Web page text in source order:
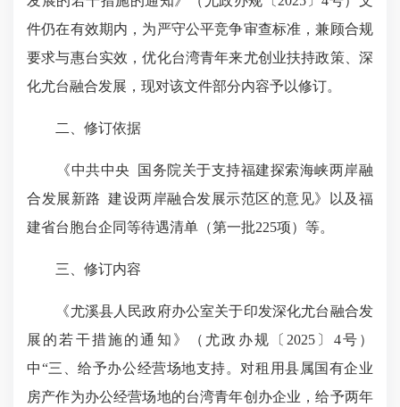
件仍在有效期内，为严守公平竞争审查标准，兼顾合规
要求与惠台实效，优化台湾青年来尤创业扶持政策、 深
化尤台融合发展 ，现对该文件部分内容予以修订。
二、修订依据
《中共中央 国务院关于支持福建探索海峡两岸融
合发展新路 建设两岸融合发展示范区的意见》以及福
建省台胞台企同等待遇清单（第一批225项）等。
三、修订内容
《尤溪县人民政府办公室关于印发深化尤台融合发
展 的若干措施的通知》（ 尤政办规
〔2025〕4号）
中“三、给予办公经营场地支持。对租用县属国有企业
房产作为办公经营场地的台湾青年创办企业，给予两年